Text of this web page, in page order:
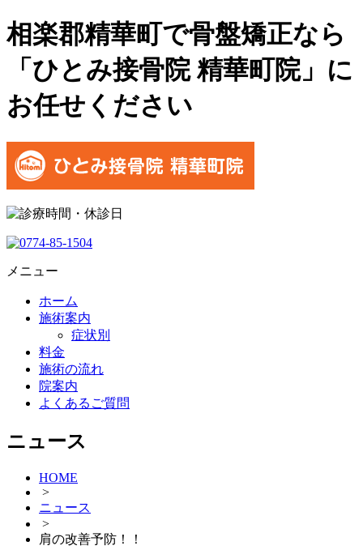
相楽郡精華町で骨盤矯正なら
「ひとみ接骨院 精華町院」に
お任せください
メニュー
ホーム
施術案内
症状別
料金
施術の流れ
院案内
よくあるご質問
ニュース
HOME
>
ニュース
>
肩の改善予防！！